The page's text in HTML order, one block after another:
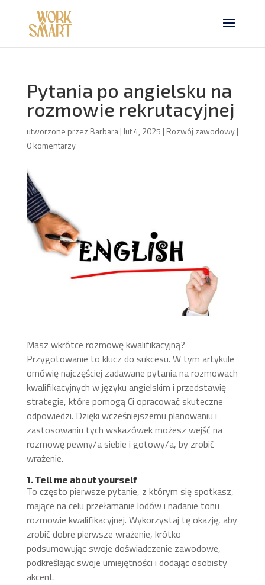
Pytania po angielsku na
rozmowie rekrutacyjnej
utworzone przez Barbara| lut 4, 2025 | Rozwój zawodowy|
0 komentarzy
Masz wkrótce rozmowę kwalifikacyjną?
Przygotowanie to klucz do sukcesu. W tym artykule
omówię najczęściej zadawane pytania na rozmowach
kwalifikacyjnych w języku angielskim i przedstawię
strategie, które pomogą Ci opracować skuteczne
odpowiedzi. Dzięki wcześniejszemu planowaniu i
zastosowaniu tych wskazówek możesz wejść na
rozmowę pewny/a siebie i gotowy/a, by zrobić
wrażenie.
1. Tell me about yourself
To często pierwsze pytanie, z którym się spotkasz,
mające na celu przełamanie lodów i nadanie tonu
rozmowie kwalifikacyjnej. Wykorzystaj tę okazję, aby
zrobić dobre pierwsze wrażenie, krótko
podsumowując swoje doświadczenie zawodowe,
podkreślając swoje umiejętności i dodając osobisty
akcent.